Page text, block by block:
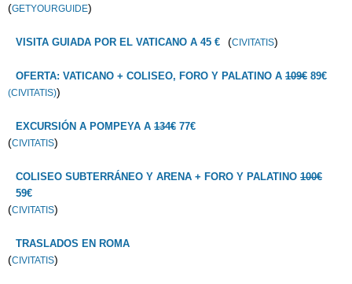
(GETYOURGUIDE)
VISITA GUIADA POR EL VATICANO A 45 € (CIVITATIS)
OFERTA: VATICANO + COLISEO, FORO Y PALATINO A 109€ 89€
(CIVITATIS))
EXCURSIÓN A POMPEYA A 134€ 77€
(CIVITATIS)
COLISEO SUBTERRÁNEO Y ARENA + FORO Y PALATINO 100€
59€
(CIVITATIS)
TRASLADOS EN ROMA
(CIVITATIS)